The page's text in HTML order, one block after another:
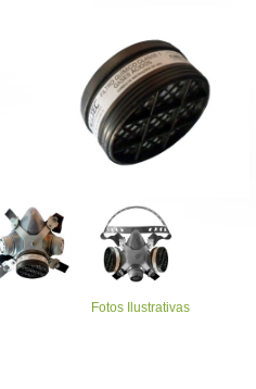
Fotos Ilustrativas